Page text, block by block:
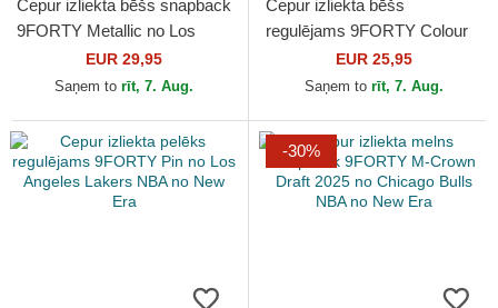
Cepur izliekta bēšs snapback
9FORTY Metallic no Los
Angeles Lakers NBA no New
EUR 29,95
Saņem to rīt, 7. Aug.
Cepur izliekta bēšs
regulējams 9FORTY Colour
Block no Chicago Bulls NBA
no New Era
EUR 25,95
Saņem to rīt, 7. Aug.
-30%